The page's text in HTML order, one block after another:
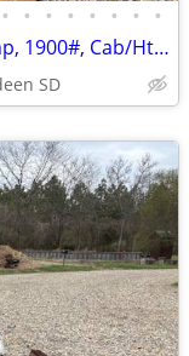
• • • • • • • •
1998 Gehl SL5635SXT Skid Steer - 80hp, 1900#, Cab/Ht, Hand Controls
SD